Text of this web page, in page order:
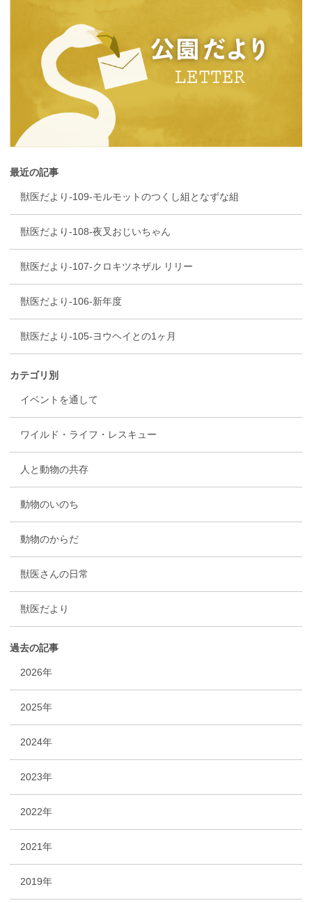
最近の記事
獣医だより-109-モルモットのつくし組となずな組
獣医だより-108-夜叉おじいちゃん
獣医だより-107-クロキツネザル リリー
獣医だより-106-新年度
獣医だより-105-ヨウヘイとの1ヶ月
カテゴリ別
イベントを通して
ワイルド・ライフ・レスキュー
人と動物の共存
動物のいのち
動物のからだ
獣医さんの日常
獣医だより
過去の記事
2026年
2025年
2024年
2023年
2022年
2021年
2019年